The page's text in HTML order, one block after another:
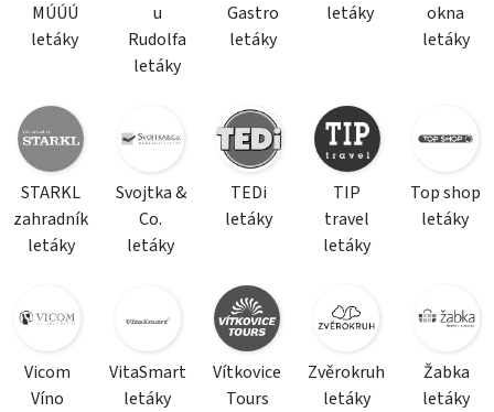
MÚÚÚ
letáky
u
Rudolfa
letáky
Gastro
letáky
letáky
okna
letáky
STARKL
zahradník
letáky
Svojtka &
Co.
letáky
TEDi
letáky
TIP
travel
letáky
Top shop
letáky
Vicom
Víno
VitaSmart
letáky
Vítkovice
Tours
Zvěrokruh
letáky
Žabka
letáky